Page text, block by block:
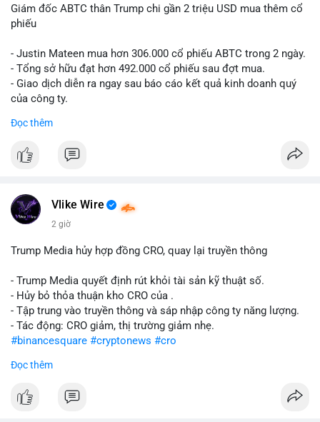
Giám đốc ABTC thân Trump chi gần 2 triệu USD mua thêm cổ
phiếu
- Justin Mateen mua hơn 306.000 cổ phiếu ABTC trong 2 ngày.
- Tổng sở hữu đạt hơn 492.000 cổ phiếu sau đợt mua.
- Giao dịch diễn ra ngay sau báo cáo kết quả kinh doanh quý
của công ty.
#abtc #cryptonews
$btc $eth
📰 Nguồn: CoinDesk
Đọc thêm
Vlike Wire
2 giờ
Trump Media hủy hợp đồng CRO, quay lại truyền thông
- Trump Media quyết định rút khỏi tài sản kỹ thuật số.
- Hủy bỏ thỏa thuận kho CRO của .
- Tập trung vào truyền thông và sáp nhập công ty năng lượng.
- Tác động: CRO giảm, thị trường giảm nhẹ.
#binancesquare #cryptonews #cro
$cro
#vlikevn #titanbot
Đọc thêm